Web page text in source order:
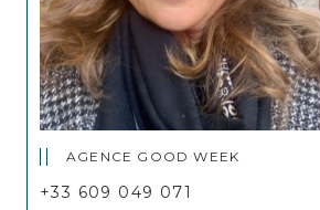
AGENCE GOOD WEEK
+33 609 049 071